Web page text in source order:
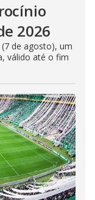
2026
de agosto), um
válido até o fim